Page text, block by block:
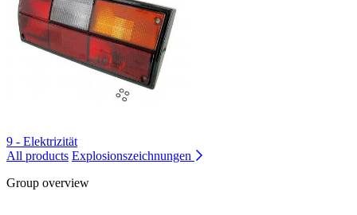
9 - Elektrizität
All products Explosionszeichnungen
Group overview